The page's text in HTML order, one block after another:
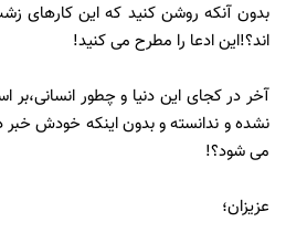
بدون آنکه روشن کنید که این کارهای
اند؟!این ادعا را مطرح می کنید!
آخر در کجای این دنیا و چطور
نشده و ندانسته و بدون اینکه خودش خبر
می شود؟!
عزیزان؛